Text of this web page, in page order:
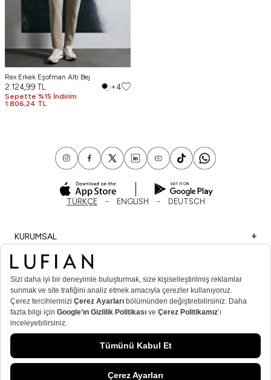
Rex Erkek Eşofman Altı Bej
2.124,99 TL
Sepette %15 İndirim
1.806,24 TL
+4
TÜRKÇE ENGLISH DEUTSCH
KURUMSAL
ALIŞVERİŞ
ÖNEMLİ BİLGİLER
ÜYE
ERKEK POPÜLER KATEGORİLER
KADIN POPÜLER KATEGORİLER
© Lufian.com 2026 Tüm Hakları Saklıdır